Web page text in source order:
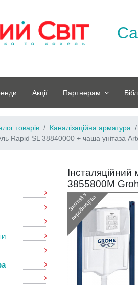
Акції Партнерам
товарів Каналізаційна арматура
Rapid SL 38840000 + чаша унітаза
3855800M
З
н
я
т
и
й
з
в
и
р
о
б
н
и
ц
т
в
а